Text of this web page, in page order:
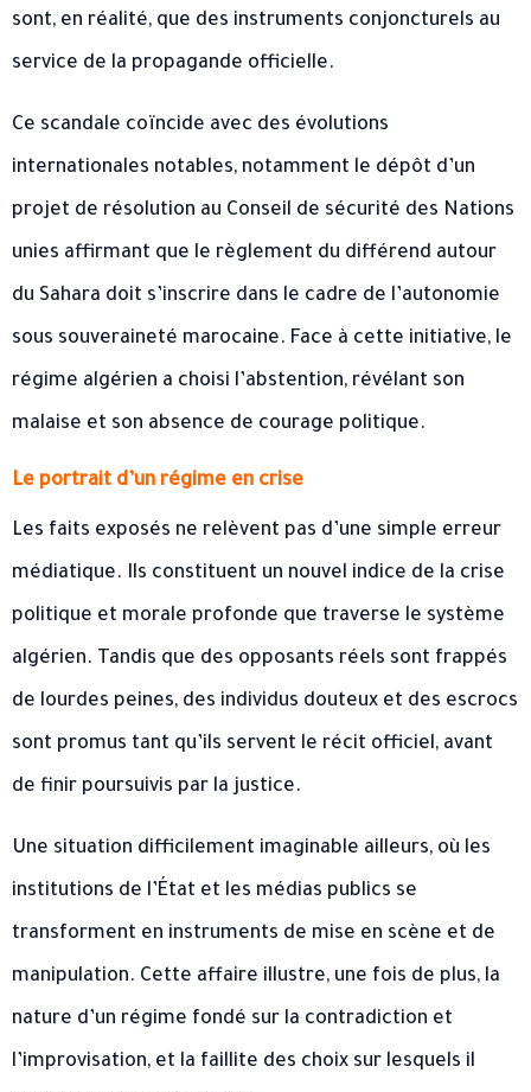
sont, en réalité, que des instruments conjoncturels au
service de la propagande officielle.
Ce scandale coïncide avec des évolutions
internationales notables, notamment le dépôt d’un
projet de résolution au Conseil de sécurité des Nations
unies affirmant que le règlement du différend autour
du Sahara doit s’inscrire dans le cadre de l’autonomie
sous souveraineté marocaine. Face à cette initiative, le
régime algérien a choisi l’abstention, révélant son
malaise et son absence de courage politique.
Le portrait d’un régime en crise
Les faits exposés ne relèvent pas d’une simple erreur
médiatique. Ils constituent un nouvel indice de la crise
politique et morale profonde que traverse le système
algérien. Tandis que des opposants réels sont frappés
de lourdes peines, des individus douteux et des escrocs
sont promus tant qu’ils servent le récit officiel, avant
de finir poursuivis par la justice.
Une situation difficilement imaginable ailleurs, où les
institutions de l’État et les médias publics se
transforment en instruments de mise en scène et de
manipulation. Cette affaire illustre, une fois de plus, la
nature d’un régime fondé sur la contradiction et
l’improvisation, et la faillite des choix sur lesquels il